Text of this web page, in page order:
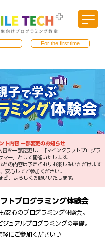
For the first time
ト内容 一部変更のお知らせ
容を一部変更し、「マインクラフトプログラ
マー」として開催いたします。
どの内容は予定どおりお楽しみいただけます
安心してご参加ください。
ど、よろしくお願いいたします。
トプログラミング体験会
安心のプログラミング体験会。
ジュアルプログラミングの基礎。
軽にご参加ください♪